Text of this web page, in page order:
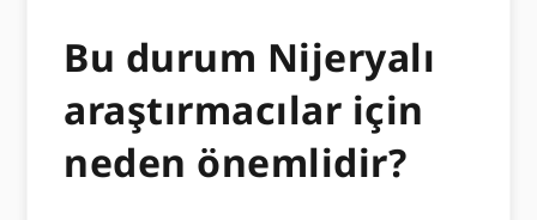
Bu durum Nijeryalı
araştırmacılar için
neden önemlidir?